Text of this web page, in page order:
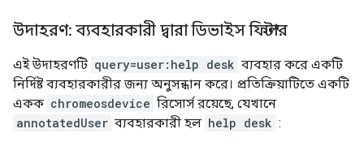
উদাহরণ: ব্যবহারকারী দ্বারা ডিভাইস ফিল্টার
এই উদাহরণটি query=user:help desk ব্যবহার করে একটি
নির্দিষ্ট ব্যবহারকারীর জন্য অনুসন্ধান করে। প্রতিক্রিয়াটিতে একটি
একক chromeosdevice রিসোর্স রয়েছে, যেখানে
annotatedUser ব্যবহারকারী হল help desk :